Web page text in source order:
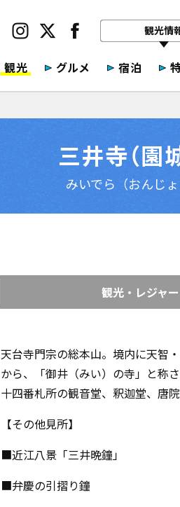
観光情
観光 グルメ 宿泊
三井寺（園
みいでら（おんじょ
観光・レジャー
天台寺門宗の総本山。境内に天智
から、「御井（みい）の寺」と称
十四番札所の観音堂、釈迦堂、唐
【その他見所】
■近江八景「三井晩鐘」
■弁慶の引摺り鐘